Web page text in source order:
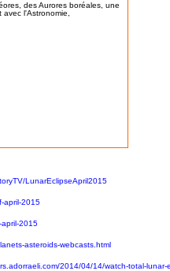
des Aurores boréales, une
l'Astronomie,
LunarEclipseApril2015
april-2015
2015
asteroids-webcasts.html
2014/04/14/watch-total-lunar-